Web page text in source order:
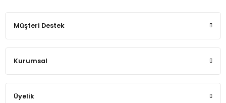
Müşteri Destek
Kurumsal
Üyelik